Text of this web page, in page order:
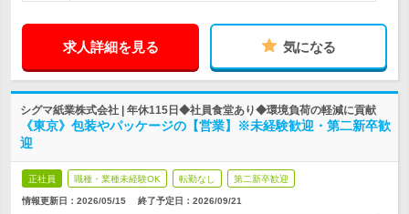
求人詳細を見る 気になる
シグマ紙業株式会社 | 年休115日◆社員食堂あり◆環境負荷の軽減に貢献
《東京》包装やパッケージの【営業】※未経験歓迎・第二新卒歓
迎
正社員 職種・業種未経験OK 転勤なし 第二新卒歓迎
情報更新日：2026/05/15 終了予定日： 2026/09/21